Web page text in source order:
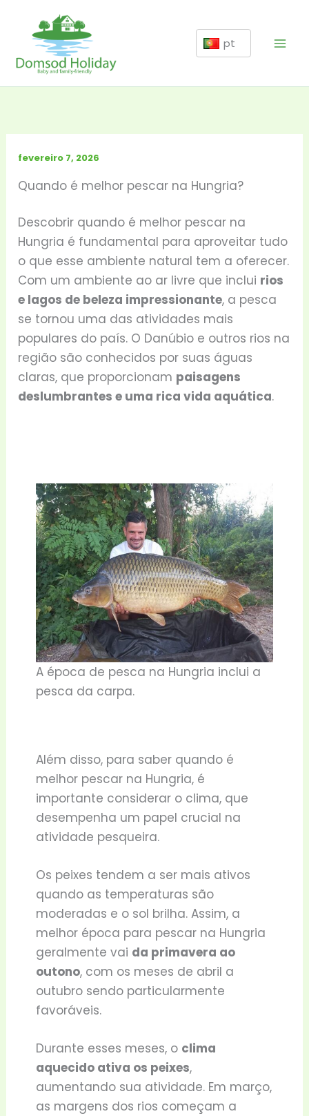
conteúdo
pt
fevereiro 7, 2026
Quando é melhor pescar na Hungria?
Descobrir quando é melhor pescar na
Hungria é fundamental para aproveitar tudo
o que esse ambiente natural tem a oferecer.
Com um ambiente ao ar livre que inclui rios
e lagos de beleza impressionante, a pesca
se tornou uma das atividades mais
populares do país. O Danúbio e outros rios na
região são conhecidos por suas águas
claras, que proporcionam paisagens
deslumbrantes e uma rica vida aquática.
A época de pesca na Hungria inclui a
pesca da carpa.
Além disso, para saber quando é
melhor pescar na Hungria, é
importante considerar o clima, que
desempenha um papel crucial na
atividade pesqueira.
Os peixes tendem a ser mais ativos
quando as temperaturas são
moderadas e o sol brilha. Assim, a
melhor época para pescar na Hungria
geralmente vai da primavera ao
outono, com os meses de abril a
outubro sendo particularmente
favoráveis.
Durante esses meses, o clima
aquecido ativa os peixes,
aumentando sua atividade. Em março,
as margens dos rios começam a